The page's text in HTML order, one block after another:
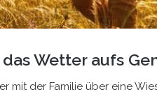
Wetter aufs
mit der Familie über eine